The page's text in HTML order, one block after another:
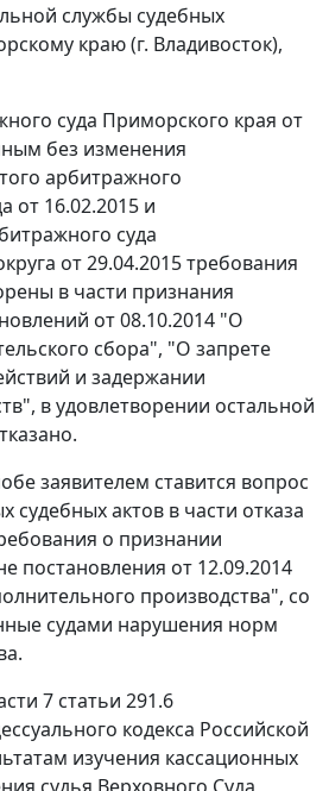
службы судебных
краю (г. Владивосток),
суда Приморского края от
без изменения
арбитражного
от 16.02.2015 и
суда
от 29.04.2015 требования
в части признания
от 08.10.2014 "О
сбора", "О запрете
и задержании
в удовлетворении остальной
заявителем ставится вопрос
судебных актов в части отказа
о признании
постановления от 12.09.2014
производства", со
судами нарушения норм
7 статьи 291.6
кодекса Российской
изучения кассационных